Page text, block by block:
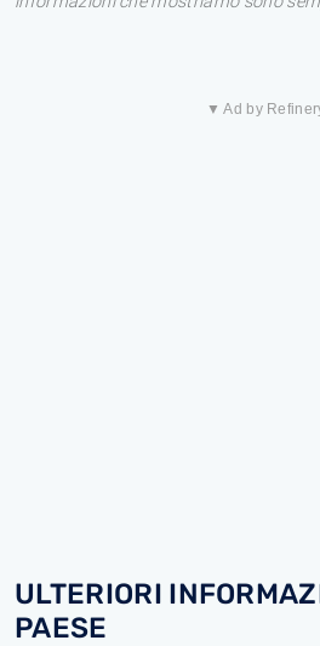
▼ Ad by
ULTERIORI
PAESE